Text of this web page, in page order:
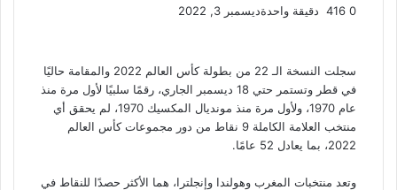
ديسمبر 3, 2022 0 دقيقة واحدة
سجلت النسخة الـ 22 من بطولة كأس العالم 2022 والمقامة حاليًا
في قطر وتستمر حتي 18 ديسمبر الجاري، رقمًا سلبيًا لأول مرة منذ
عام 1970، ولأول مرة منذ مونديال المكسيك 1970، لم يحقق أي
منتخب العلامة الكاملة 9 نقاط من دور مجموعات كأس العالم
2022، بما يعادل 52 عامًا.
وتعد منتخبات المغرب وهولندا وإنجلترا، هما الأكثر حصدًا للنقاط في